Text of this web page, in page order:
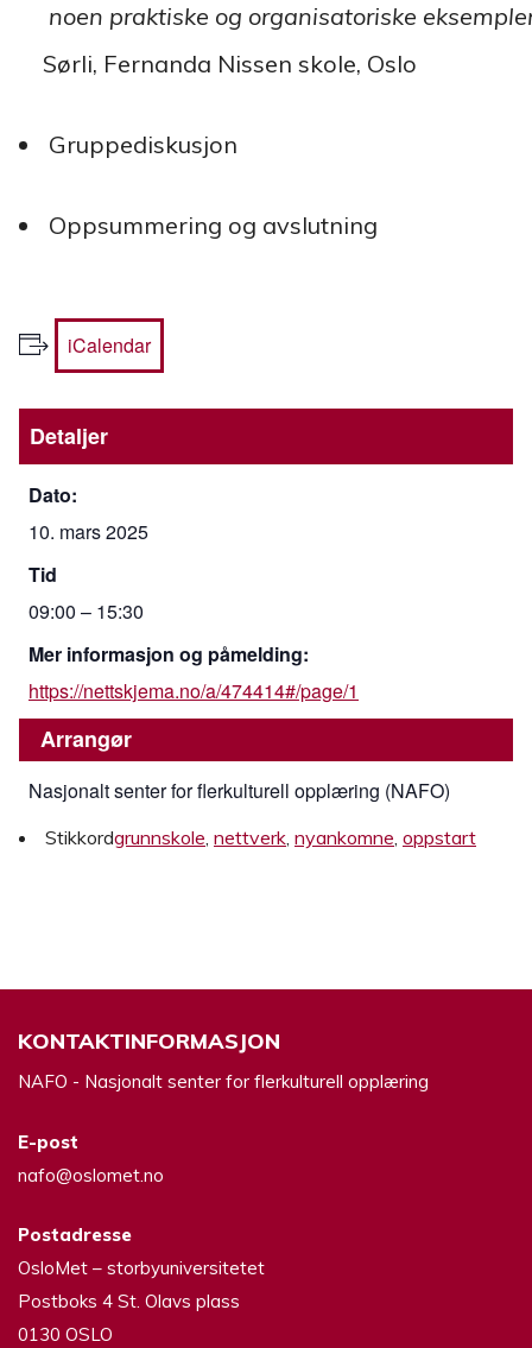
noen praktiske og organisatoriske
Sørli, Fernanda Nissen skole, Oslo
Gruppediskusjon
Oppsummering og avslutning
iCalendar
Detaljer
Dato:
10. mars 2025
Tid
09:00 – 15:30
Mer informasjon og påmelding:
https://nettskjema.no/a/474414#/page/1
Arrangør
Nasjonalt senter for flerkulturell opplæring (NAFO)
Stikkordgrunnskole, nettverk, nyankomne, oppstart
KONTAKTINFORMASJON
NAFO - Nasjonalt senter for flerkulturell opplæring
E-post
nafo@oslomet.no
Postadresse
OsloMet – storbyuniversitetet
Postboks 4 St. Olavs plass
0130 OSLO